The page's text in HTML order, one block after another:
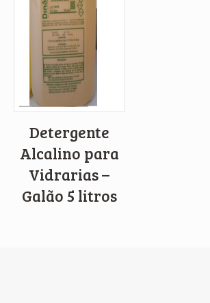
Detergente
Alcalino para
Vidrarias –
Galão 5 litros